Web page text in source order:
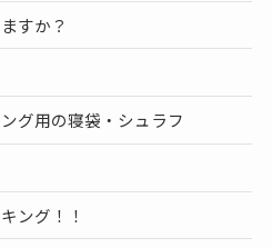
すか？
グ用の寝袋・シュラフ
ング！！